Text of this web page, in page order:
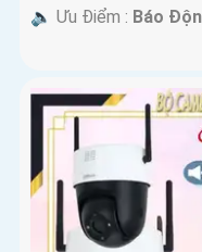
️🔈 Ưu Điểm : Báo